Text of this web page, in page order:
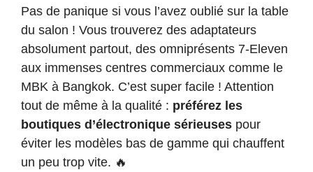
Pas de panique si vous l’avez oublié sur la table
du salon ! Vous trouverez des adaptateurs
absolument partout, des omniprésents 7-Eleven
aux immenses centres commerciaux comme le
MBK à Bangkok. C’est super facile ! Attention
tout de même à la qualité : préférez les
boutiques d’électronique sérieuses pour
éviter les modèles bas de gamme qui chauffent
un peu trop vite. 🔥